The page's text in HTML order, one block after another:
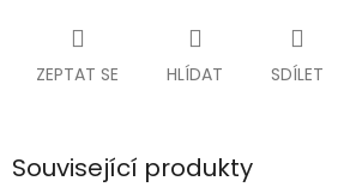
ZEPTAT SE HLÍDAT SDÍLET
Související produkty